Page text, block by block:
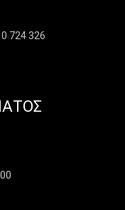
724 326